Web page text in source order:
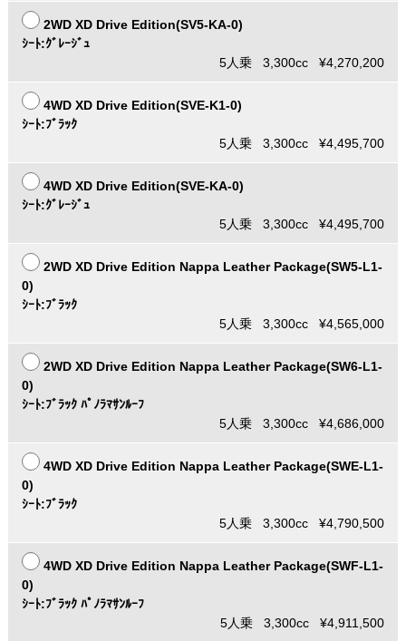
2WD XD Drive Edition(SV5-KA-0)
ｼｰﾄ:ｸﾞﾚｰｼﾞｭ
5人乗 3,300cc ¥4,270,200
4WD XD Drive Edition(SVE-K1-0)
ｼｰﾄ:ﾌﾞﾗｯｸ
5人乗 3,300cc ¥4,495,700
4WD XD Drive Edition(SVE-KA-0)
ｼｰﾄ:ｸﾞﾚｰｼﾞｭ
5人乗 3,300cc ¥4,495,700
2WD XD Drive Edition Nappa Leather Package(SW5-L1-
0)
ｼｰﾄ:ﾌﾞﾗｯｸ
5人乗 3,300cc ¥4,565,000
2WD XD Drive Edition Nappa Leather Package(SW6-L1-
0)
ｼｰﾄ:ﾌﾞﾗｯｸ ﾊﾟﾉﾗﾏｻﾝﾙｰﾌ
5人乗 3,300cc ¥4,686,000
4WD XD Drive Edition Nappa Leather Package(SWE-L1-
0)
ｼｰﾄ:ﾌﾞﾗｯｸ
5人乗 3,300cc ¥4,790,500
4WD XD Drive Edition Nappa Leather Package(SWF-L1-
0)
ｼｰﾄ:ﾌﾞﾗｯｸ ﾊﾟﾉﾗﾏｻﾝﾙｰﾌ
5人乗 3,300cc ¥4,911,500